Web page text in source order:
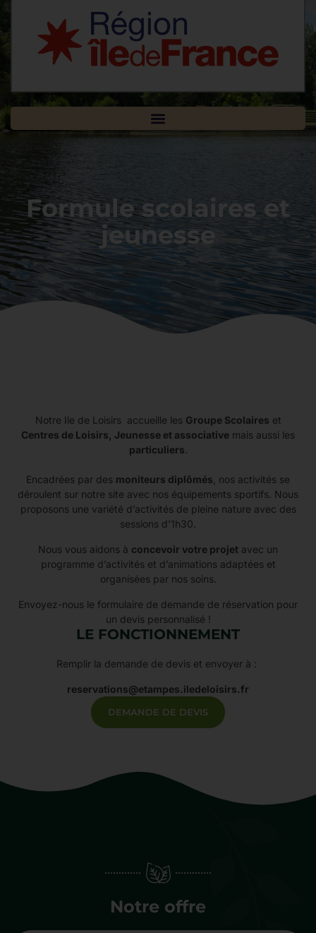
Formule scolaires et
jeunesse
Notre Ile de Loisirs accueille les Groupe Scolaires et
Centres de Loisirs, Jeunesse et associative mais aussi les
particuliers
Encadrées par des moniteurs diplômés , nos activités se
déroulent sur notre site avec nos équipements sportifs. Nous
proposons une variété d’activités de pleine nature avec des
sessions d’1h30.
Nous vous aidons à concevoir votre projet avec un
programme d’activités et d’animations adaptées et
organisées par nos soins.
Envoyez-nous le formulaire de demande de réservation pour
un devis personnalisé !
LE FONCTIONNEMENT
Remplir la demande de devis et envoyer à :
reservations@etampes.iledeloisirs.fr
DEMANDE DE DEVIS
Notre offre